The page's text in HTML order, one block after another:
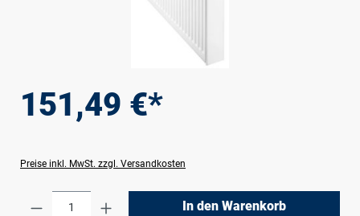
151,49 €*
Preise inkl. MwSt. zzgl. Versandkosten
Produkt Anzahl: Gib den gewünschten
In den Warenkorb